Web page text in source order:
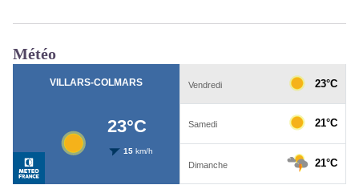
Météo